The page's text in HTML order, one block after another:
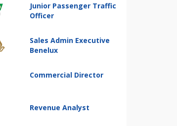
Junior Passenger Traffic
Officer
Sales Admin Executive
Benelux
Commercial Director
Revenue Analyst